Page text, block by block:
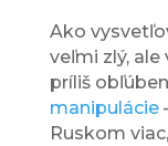
Ako
veľmi zlý, ale
príliš
manipulácie
Ruskom